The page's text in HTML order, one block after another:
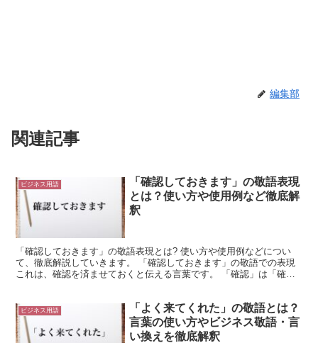
編集部
関連記事
ビジネス用語
「確認しておきます」の敬語表現
とは？使い方や使用例など徹底解
釈
「確認しておきます」の敬語表現とは? 使い方や使用例などについ
て、徹底解説していきます。 「確認しておきます」の敬語での表現
これは、確認を済ませておくと伝える言葉です。 「確認」は「確か
ビジネス用語
「よく来てくれた」の敬語とは？
言葉の使い方やビジネス敬語・言
い換えを徹底解釈